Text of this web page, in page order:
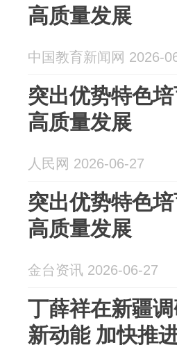
高质量发展
中国教育新闻网 2026-
突出优势特色
高质量发展
人民网 2026-06-27
突出优势特色
高质量发展
金台资讯 2026-06-27
丁薛祥在新疆
新动能 加快推